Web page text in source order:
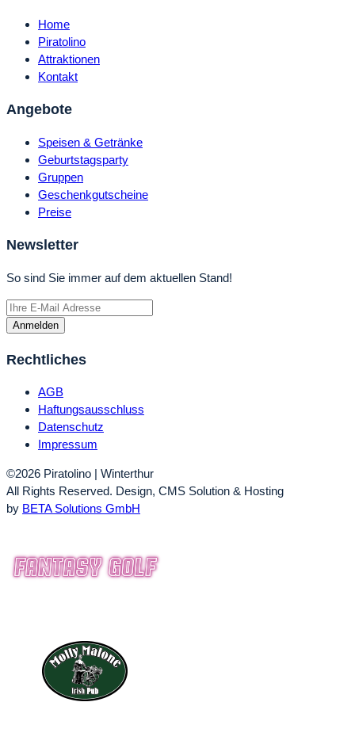
Home
Piratolino
Attraktionen
Kontakt
Angebote
Speisen & Getränke
Geburtstagsparty
Gruppen
Geschenkgutscheine
Preise
Newsletter
So sind Sie immer auf dem aktuellen Stand!
Anmelden
Rechtliches
AGB
Haftungsausschluss
Datenschutz
Impressum
©2026 Piratolino | Winterthur
All Rights Reserved. Design, CMS Solution & Hosting
by BETA Solutions GmbH